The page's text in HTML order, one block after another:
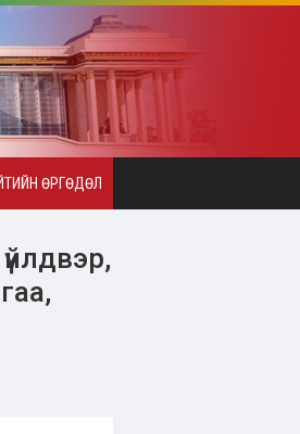
ӨРГӨДӨЛ